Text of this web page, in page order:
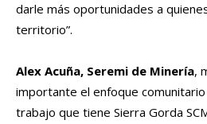
darle más oportunidades a
territorio”.
Alex Acuña, Seremi de Minería,
importante el enfoque
trabajo que tiene Sierra Gorda